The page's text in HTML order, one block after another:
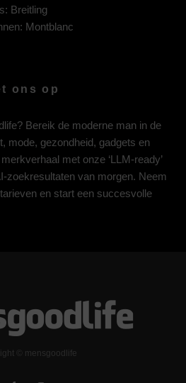
Breitling
Montblanc
ons op
Bereik de moderne man in de
mode, gezondheid, gadgets en
met onze ‘LLM-ready’
zoekresultaten van morgen. Neem
en start een succesvolle
© mensgoodlife